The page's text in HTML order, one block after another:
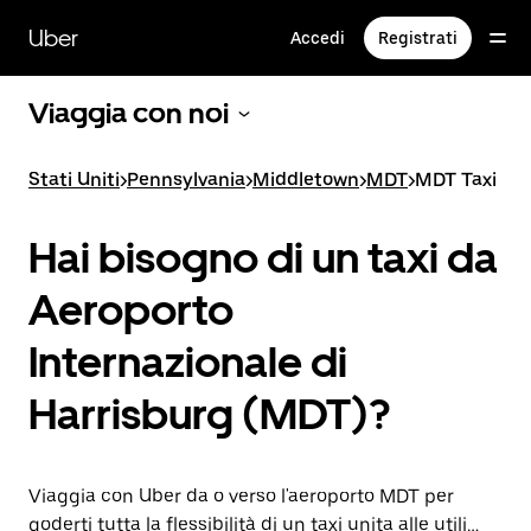
contenuto
principale
Uber Accedi Registrati
Viaggia con noi
Stati Uniti>Pennsylvania>Middletown>MDT>MDT Taxi
Hai bisogno di un taxi da
Aeroporto
Internazionale di
Harrisburg (MDT)?
Viaggia con Uber da o verso l'aeroporto MDT per
goderti tutta la flessibilità di un taxi unita alle utili